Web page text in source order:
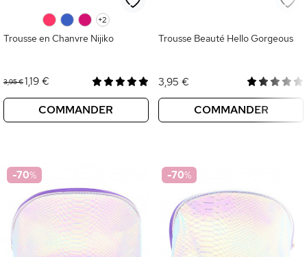
+2
Trousse en Chanvre Nijiko
3,95 €1,19 €
COMMANDER
Trousse Beauté Hello Gorgeous
3,95 €
COMMANDER
-70% -70%